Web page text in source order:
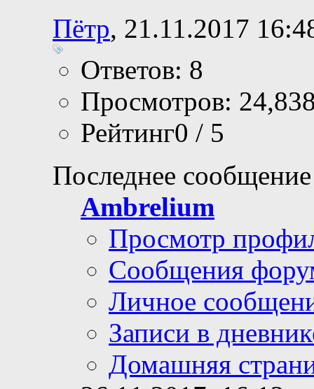
Пётр, 21.11.2017
Ответов: 8
Просмотров:
Рейтинг0 / 5
Последнее
Ambrelium
Просмотр
Сообщения
Личное
Записи в
Домашняя